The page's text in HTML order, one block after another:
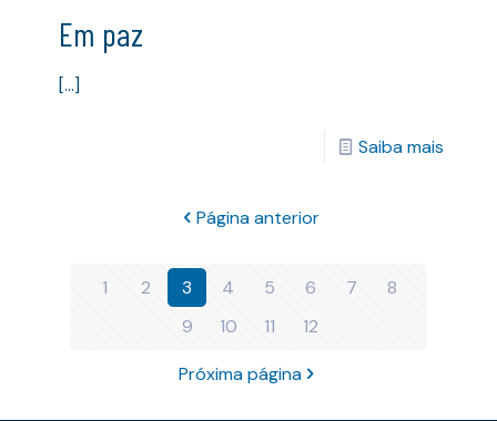
Em paz
[…]
Saiba mais
Página anterior
1 2 3 4 5 6 7
8
9
10 11 12
Próxima página